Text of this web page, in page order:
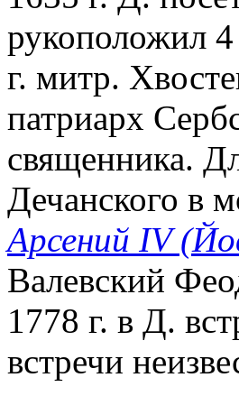
рукоположил
г. митр.
патриарх
священника.
Дечанского в
Арсений IV
Валевский
1778 г. в Д.
встречи